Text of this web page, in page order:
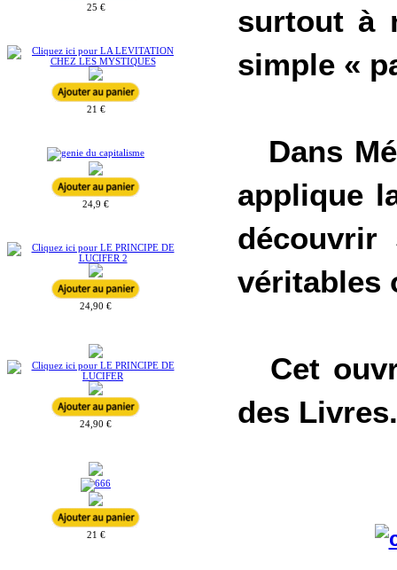
25 €
21 €
24,9 €
24,90 €
24,90 €
21 €
surtout à
simple «
Dans
applique
découvrir
véritables
Cet
des Livres.